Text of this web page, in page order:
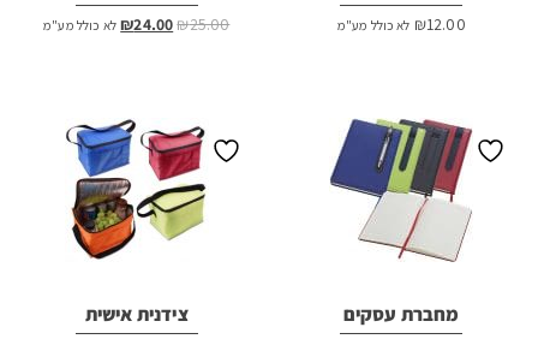
₪12.00 לא כולל מע"מ ₪25.00
המחיר₪24.00 המחיר
לא כולל מע"מ
מחברת עסקים צידנית אישית